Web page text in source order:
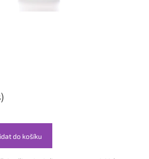
do košíku